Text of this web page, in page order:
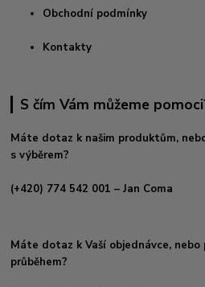
Obchodní podmínky
Kontakty
S čím Vám můžeme
Máte dotaz k našim produktům,
s výběrem?
(+420) 774 542 001 – Jan Coma
Máte dotaz k Vaší objednávce,
průběhem?